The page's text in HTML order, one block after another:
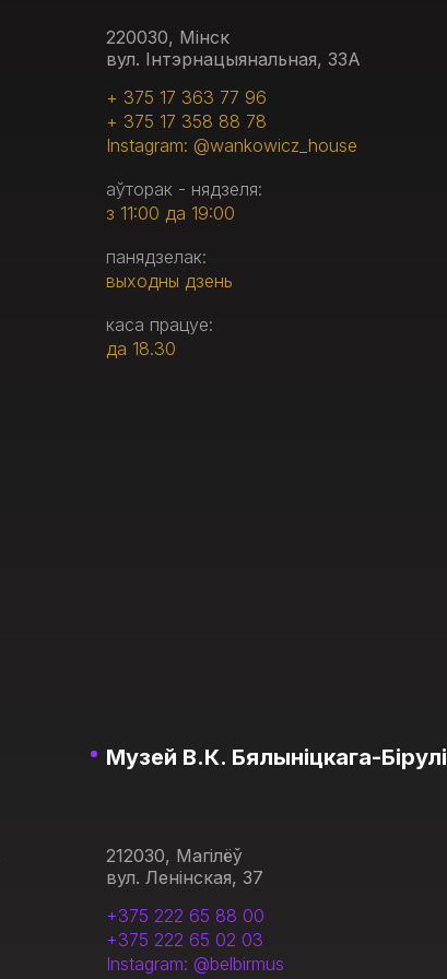
220030, Мінск
вул. Інтэрнацыянальная, 33А
+ 375 17 363 77 96
+ 375 17 358 88 78
Instagram: @wankowicz_house
аўторак - нядзеля:
з 11:00 да 19:00
панядзелак:
выходны дзень
каса працуе:
да 18.30
Музей В.К. Бялыніцкага-Бірулі
212030, Магілёў
вул. Ленінская, 37
+375 222 65 88 00
+375 222 65 02 03
Instagram: @belbirmus